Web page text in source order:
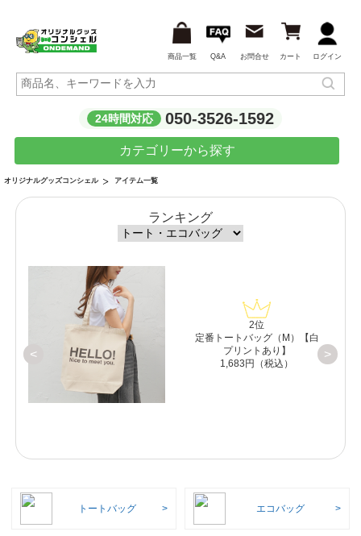
商品一覧 Q&A お問合せ カート ログイン
24時間対応 050-3526-1592
カテゴリーから探す
オリジナルグッズコンシェル アイテム一覧
ランキング
<
2位
定番トートバッグ（M）【白
プリントあり】
1,683円（税込）
>
トートバッグ エコバッグ